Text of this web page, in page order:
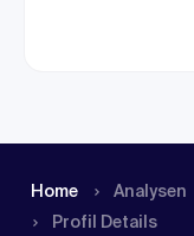
Home Analysen
Profil Details